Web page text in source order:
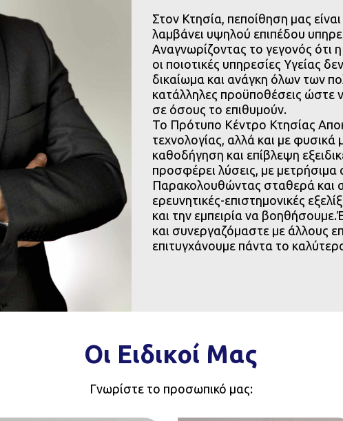
Στoν Κτησία, πεποίθηση μας
λαμβάνει υψηλού επιπέδου
Αναγνωρίζοντας το γεγονός ότι
οι ποιοτικές υπηρεσίες Υγείας
δικαίωμα και ανάγκη όλων των
κατάλληλες προϋποθέσεις
σε όσους το επιθυμούν.
Το Πρότυπο Κέντρο Κτησίας
τεχνολογίας, αλλά και με
καθοδήγηση και επίβλεψη
προσφέρει λύσεις, με μετρήσιμα
Παρακολουθώντας σταθερά και
ερευνητικές-επιστημονικές
και την εμπειρία να
και συνεργαζόμαστε με άλλους
επιτυγχάνουμε πάντα το
Οι Ειδικοί Μας
Γνωρίστε το προσωπικό μας:
Πάνος Χαρογιάννης
Διευθυντής Φυσικοθεραπείας και
Αποκατάστασης Κέντρου Γαζίου
Μαρία Λαδουκάκη
Φυσικοθεραπεύτρια
Γραμματειακή Υποστήριξη